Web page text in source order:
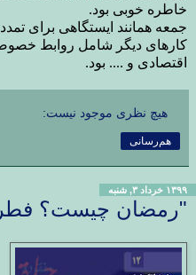
خاطره خوبی بود.
جمعه همانند ایستگاهی برای
کارهای دیگر شامل روابط
اقتصادی و .... بود.
هیچ نظری موجود نیست:
هم‌رسانی
۱۳۹۹ خرداد ۳, شنبه
"رمضان چیست؟